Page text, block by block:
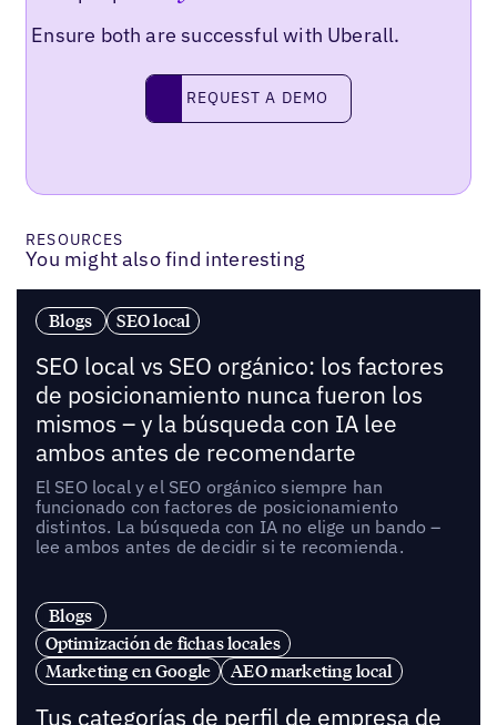
Ensure both are successful with Uberall.
Request a demo
REQUEST A DEMO
RESOURCES
You might also find interesting
Blogs SEO local
SEO local vs SEO orgánico: los factores
de posicionamiento nunca fueron los
mismos – y la búsqueda con IA lee
ambos antes de recomendarte
El SEO local y el SEO orgánico siempre han
funcionado con factores de posicionamiento
distintos. La búsqueda con IA no elige un bando –
lee ambos antes de decidir si te recomienda.
Blogs
Optimización de fichas locales
Marketing en Google
AEO marketing local
Tus categorías de perfil de empresa de